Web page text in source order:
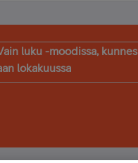
luku -moodissa, kunnes
lokakuussa